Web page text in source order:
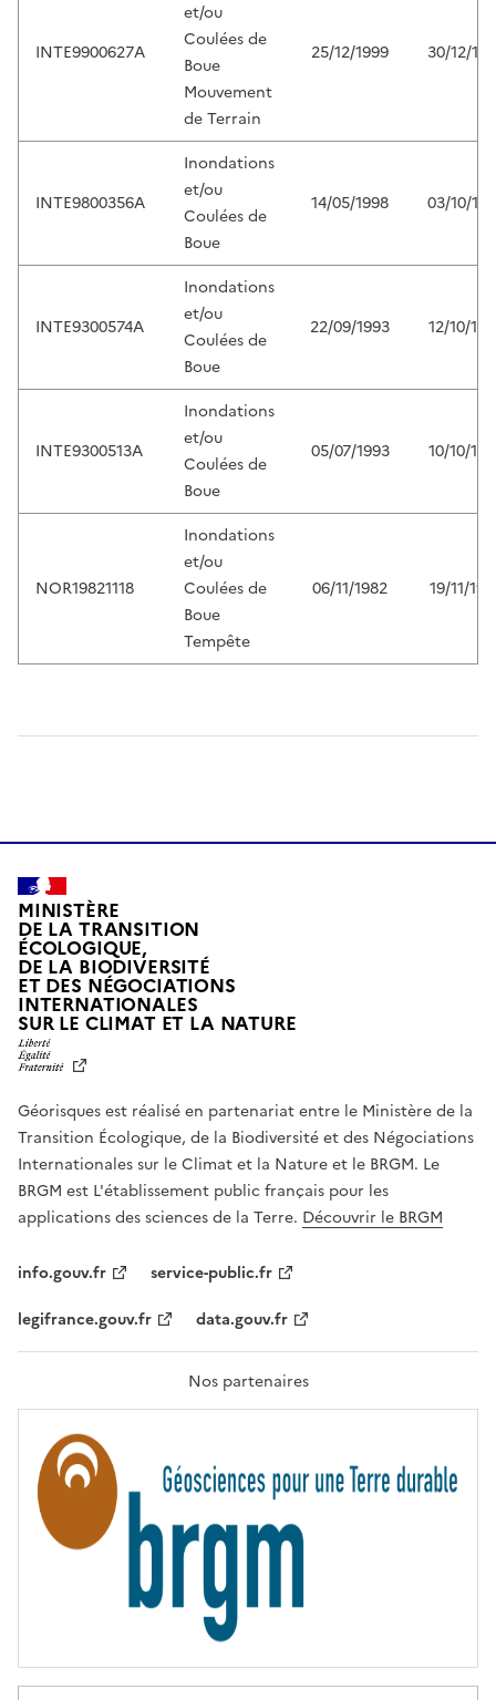
INTE9900627A
et/ou
Coulées de
Boue
Mouvement
de Terrain
25/12/1999 30/12/
INTE9800356A
Inondations
et/ou
Coulées de
Boue
14/05/1998 03/10/
INTE9300574A
Inondations
et/ou
Coulées de
Boue
22/09/1993 12/10/
INTE9300513A
Inondations
et/ou
Coulées de
Boue
05/07/1993 10/10/
NOR19821118
Inondations
et/ou
Coulées de
Boue
Tempête
06/11/1982 19/11/
MINISTÈRE
DE LA TRANSITION
ÉCOLOGIQUE,
DE LA BIODIVERSITÉ
ET DES NÉGOCIATIONS
INTERNATIONALES
SUR LE CLIMAT ET LA NATUREL
T
É
,
É
G
A
L
F
A
T
R
T
É
Géorisques est réalisé en partenariat entre le Ministère de la
Transition Écologique, de la Biodiversité et des Négociations
Internationales sur le Climat et la Nature et le BRGM. Le
BRGM est L'établissement public français pour les
applications des sciences de la Terre. Découvrir le BRGM
info.gouv.fr
service-public.fr
legifrance.gouv.fr
data.gouv.fr
Nos partenaires